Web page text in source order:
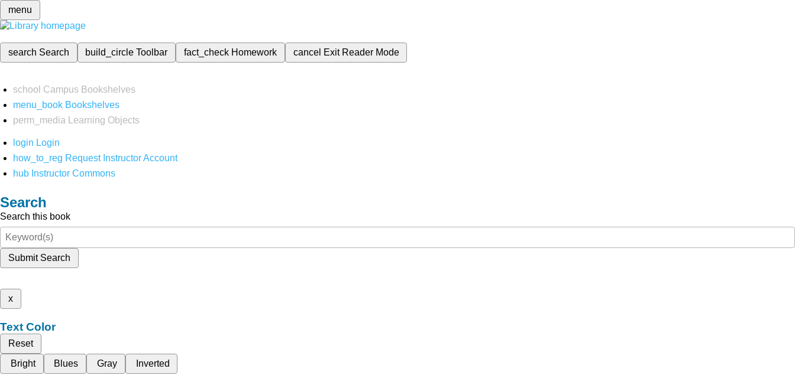
menu
search Search build_circleToolbar fact_check Homework cancel Exit Reader Mode
school Campus Bookshelves
menu_book Bookshelves
perm_media
Learning Objects
login Login
how_to_reg Request Instructor Account
hub Instructor Commons
Search
Search this book
Submit Search
x
Text Color
Reset
Bright
Blues Gray Inverted